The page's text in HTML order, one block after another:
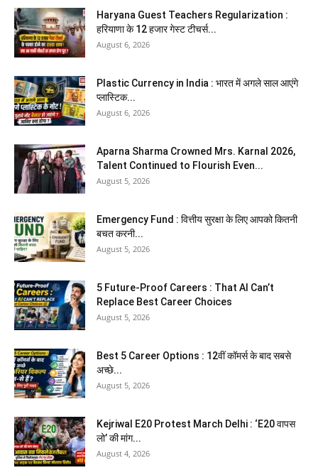
Haryana Guest Teachers Regularization :
हरियाणा के 12 हजार गेस्ट टीचर्स...
August 6, 2026
Plastic Currency in India : भारत में अगले साल आएंगे
प्लास्टिक...
August 6, 2026
Aparna Sharma Crowned Mrs. Karnal 2026,
Talent Continued to Flourish Even...
August 5, 2026
Emergency Fund : वित्तीय सुरक्षा के लिए आपको कितनी
बचत करनी...
August 5, 2026
5 Future-Proof Careers : That AI Can’t
Replace Best Career Choices
August 5, 2026
Best 5 Career Options : 12वीं कॉमर्स के बाद सबसे
अच्छे...
August 5, 2026
Kejriwal E20 Protest March Delhi : ‘E20 वापस
लो’ की मांग...
August 4, 2026